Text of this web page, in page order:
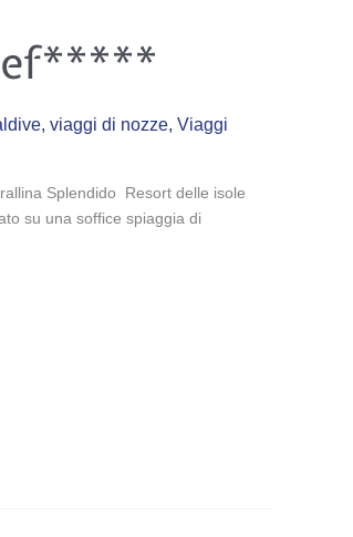
, viaggi di nozze, Viaggi
Splendido Resort delle isole
su una soffice spiaggia di